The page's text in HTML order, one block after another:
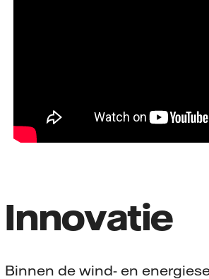
Innovatie
Binnen de wind- en